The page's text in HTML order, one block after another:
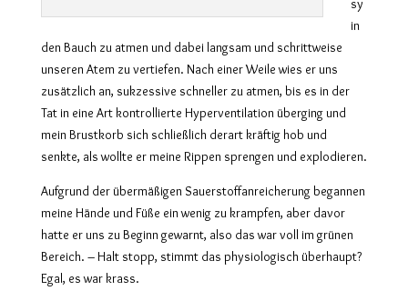
in
den Bauch zu atmen und dabei langsam und schrittweise
unseren Atem zu vertiefen. Nach einer Weile wies er uns
zusätzlich an, sukzessive schneller zu atmen, bis es in der
Tat in eine Art kontrollierte Hyperventilation überging und
mein Brustkorb sich schließlich derart kräftig hob und
senkte, als wollte er meine Rippen sprengen und explodieren.
Aufgrund der übermäßigen Sauerstoffanreicherung begannen
meine Hände und Füße ein wenig zu krampfen, aber davor
hatte er uns zu Beginn gewarnt, also das war voll im grünen
Bereich. – Halt stopp, stimmt das physiologisch überhaupt?
Egal, es war krass.